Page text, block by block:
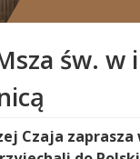
św.
Czaja